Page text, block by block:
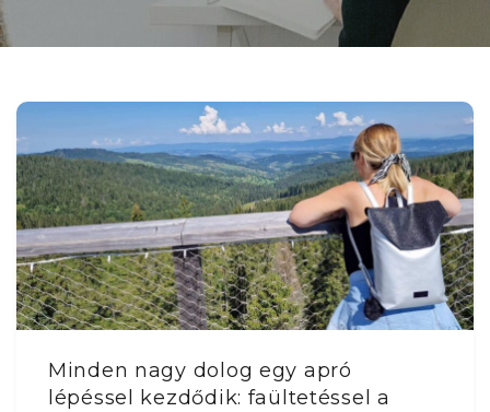
Minden nagy dolog egy apró
lépéssel kezdődik: faültetéssel a